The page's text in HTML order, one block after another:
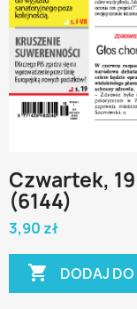
Czwartek,
(6144)
3,90 zł
 DODAJ